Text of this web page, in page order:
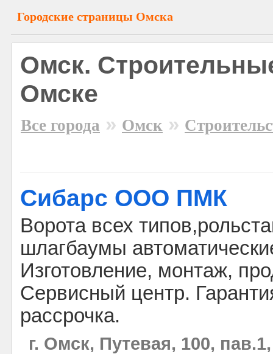
Городские страницы Омска
Омск.
Омске
Все города » Омск »
Сибарс ООО ПМК
Ворота всех
шлагбаумы
Изготовление, монтаж,
Сервисный центр.
рассрочка.
г. Омск, Путевая, 100,